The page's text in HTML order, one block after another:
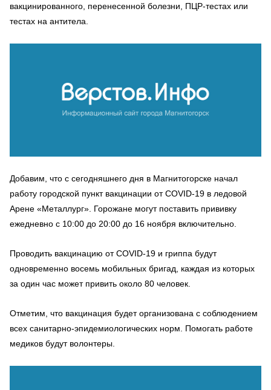
вакцинированного, перенесенной болезни, ПЦР-тестах или
тестах на антитела.
Добавим, что с сегодняшнего дня в Магнитогорске начал
работу городской пункт вакцинации от COVID-19 в ледовой
Арене «Металлург». Горожане могут поставить прививку
ежедневно с 10:00 до 20:00 до 16 ноября включительно.
Проводить вакцинацию от COVID-19 и гриппа будут
одновременно восемь мобильных бригад, каждая из которых
за один час может привить около 80 человек.
Отметим, что вакцинация будет организована с соблюдением
всех санитарно-эпидемиологических норм. Помогать работе
медиков будут волонтеры.